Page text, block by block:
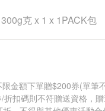
克 x 1 x 1PACK包
金額下單贈$200券(單筆
折扣碼則不符贈送資格，